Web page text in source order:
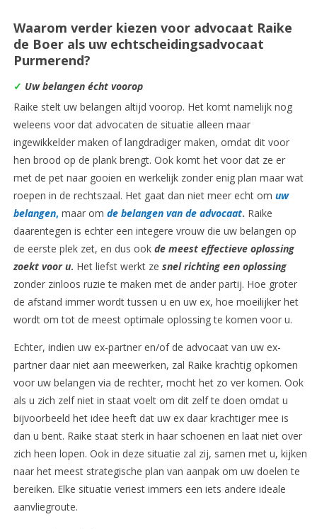
Waarom verder kiezen voor advocaat Raike
de Boer als uw echtscheidingsadvocaat
Purmerend?
✓ Uw belangen écht voorop
Raike stelt uw belangen altijd voorop. Het komt namelijk nog
weleens voor dat advocaten de situatie alleen maar
ingewikkelder maken of langdradiger maken, omdat dit voor
hen brood op de plank brengt. Ook komt het voor dat ze er
met de pet naar gooien en werkelijk zonder enig plan maar wat
roepen in de rechtszaal. Het gaat dan niet meer echt om uw
belangen, maar om de belangen van de advocaat. Raike
daarentegen is echter een integere vrouw die uw belangen op
de eerste plek zet, en dus ook de meest effectieve oplossing
zoekt voor u. Het liefst werkt ze snel richting een oplossing
zonder zinloos ruzie te maken met de ander partij. Hoe groter
de afstand immer wordt tussen u en uw ex, hoe moeilijker het
wordt om tot de meest optimale oplossing te komen voor u.
Echter, indien uw ex-partner en/of de advocaat van uw ex-
partner daar niet aan meewerken, zal Raike krachtig opkomen
voor uw belangen via de rechter, mocht het zo ver komen. Ook
als u zich zelf niet in staat voelt om dit zelf te doen omdat u
bijvoorbeeld het idee heeft dat uw ex daar krachtiger mee is
dan u bent. Raike staat sterk in haar schoenen en laat niet over
zich heen lopen. Ook in deze situatie zal zij, samen met u, kijken
naar het meest strategische plan van aanpak om uw doelen te
bereiken. Elke situatie veriest immers een iets andere ideale
aanvliegroute.